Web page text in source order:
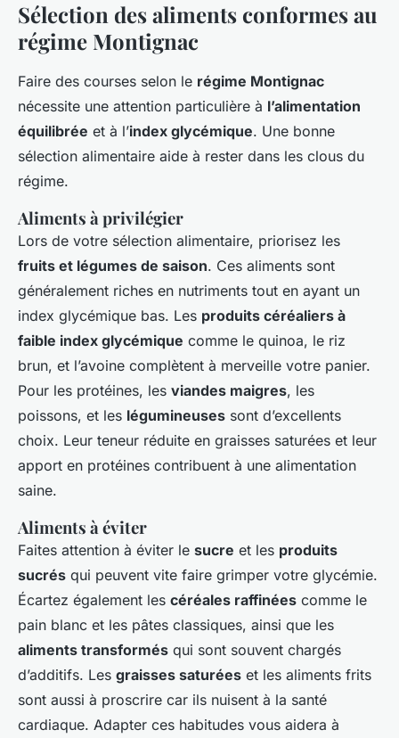
Sélection des aliments conformes au
régime Montignac
Faire des courses selon le régime Montignac
nécessite une attention particulière à l’alimentation
équilibrée et à l’index glycémique. Une bonne
sélection alimentaire aide à rester dans les clous du
régime.
Aliments à privilégier
Lors de votre sélection alimentaire, priorisez les
fruits et légumes de saison. Ces aliments sont
généralement riches en nutriments tout en ayant un
index glycémique bas. Les produits céréaliers à
faible index glycémique comme le quinoa, le riz
brun, et l’avoine complètent à merveille votre panier.
Pour les protéines, les viandes maigres, les
poissons, et les légumineuses sont d’excellents
choix. Leur teneur réduite en graisses saturées et leur
apport en protéines contribuent à une alimentation
saine.
Aliments à éviter
Faites attention à éviter le sucre et les produits
sucrés qui peuvent vite faire grimper votre glycémie.
Écartez également les céréales raffinées comme le
pain blanc et les pâtes classiques, ainsi que les
aliments transformés qui sont souvent chargés
d’additifs. Les graisses saturées et les aliments frits
sont aussi à proscrire car ils nuisent à la santé
cardiaque. Adapter ces habitudes vous aidera à